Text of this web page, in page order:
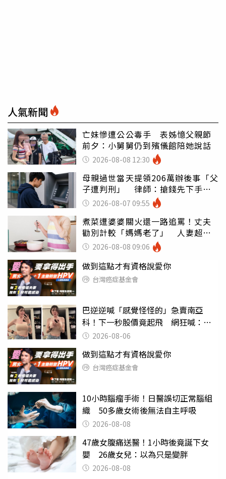
人氣新聞
亡妹慘遭公公毒手 表姊憶父親節
前夕：小舅舅仍到殯儀館陪她說話
2026-08-08 12:30
母親過世當天提領206萬辦後事「父
子遭判刑」 律師：搶錢先下手是
罪 2026-08-07 09:55
煮菜遭婆婆關火還一路追罵！丈夫
勸別計較「媽媽老了」 人妻超崩
潰：我像台傭
2026-08-08 09:06
做到這點才有資格說愛你
台灣癌症基金會
巴逆逆喊「感覺怪怪的」急賣南亞
科！下一秒股價竟起飛 網狂喊：大V
天龍2026-08-06
做到這點才有資格說愛你
台灣癌症基金會
10小時腦瘤手術！日醫誤切正常腦組
織 50多歲女術後無法自主呼吸
2026-08-08
47歲女腹痛送醫！1小時後竟誕下女
嬰 26歲女兒：以為只是變胖
2026-08-08